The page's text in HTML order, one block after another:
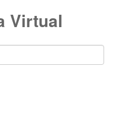
Virtual